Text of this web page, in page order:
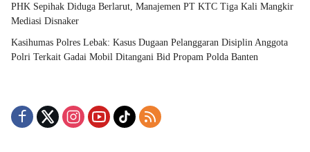
PHK Sepihak Diduga Berlarut, Manajemen PT KTC Tiga Kali Mangkir
Mediasi Disnaker
Kasihumas Polres Lebak: Kasus Dugaan Pelanggaran Disiplin Anggota
Polri Terkait Gadai Mobil Ditangani Bid Propam Polda Banten